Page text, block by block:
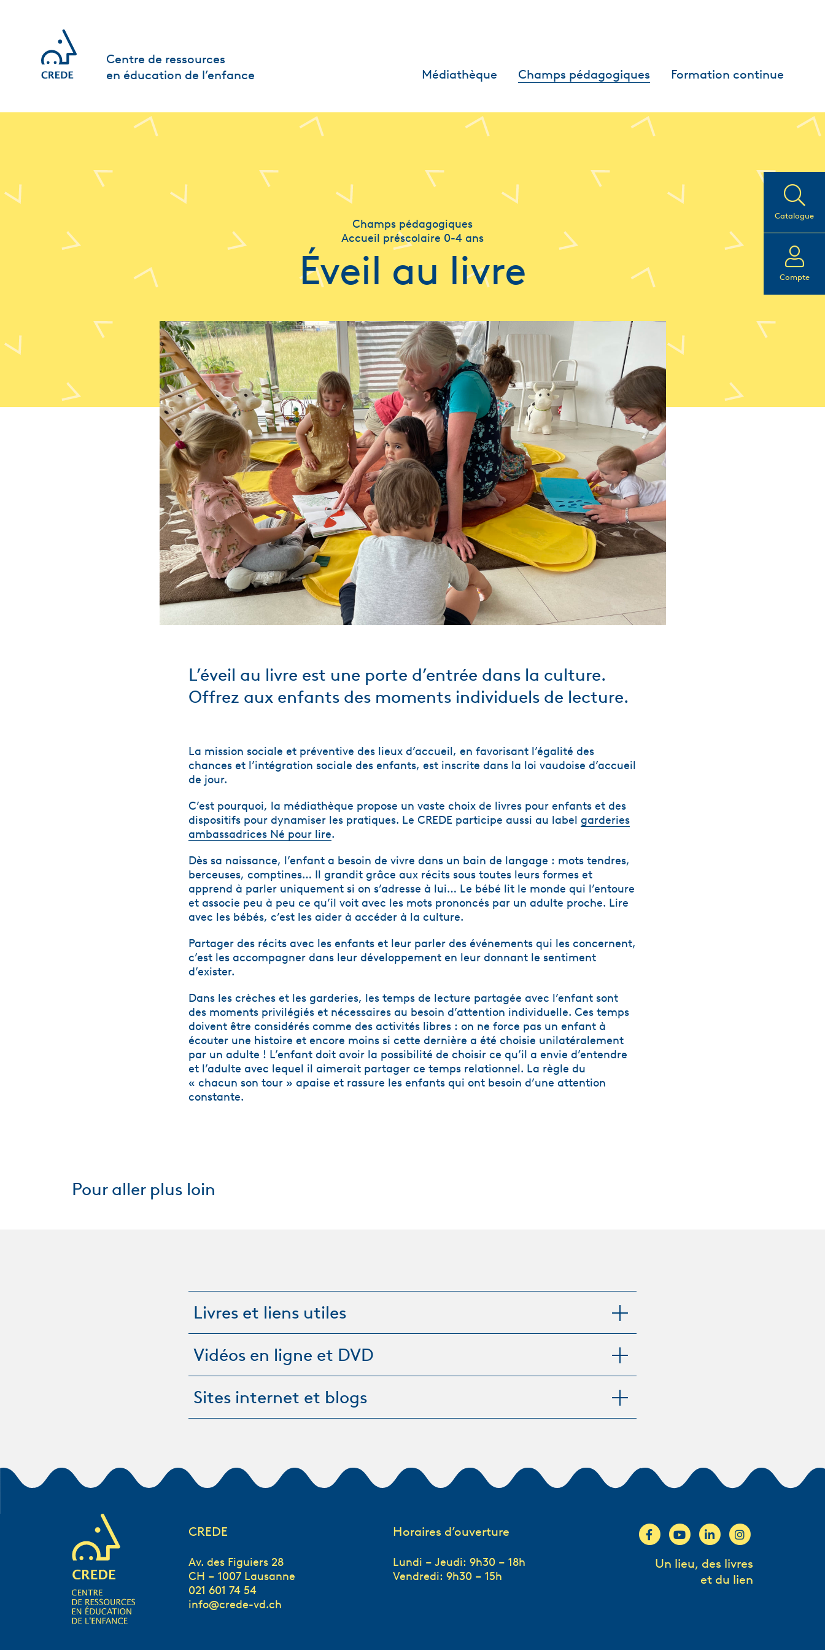
Catalogue
Compte
Centre de ressources
en éducation de l’enfance
Médiathèque Champs pédagogiques Formation continue
Champs pédagogiques
Accueil préscolaire 0-4 ans
Éveil au livre
L’éveil au livre est une porte d’entrée dans la culture.
Offrez aux enfants des moments individuels de lecture.
La mission sociale et préventive des lieux d’accueil, en favorisant l’égalité des
chances et l’intégration sociale des enfants, est inscrite dans la loi vaudoise d’accueil
de jour.
C’est pourquoi, la médiathèque propose un vaste choix de livres pour enfants et des
dispositifs pour dynamiser les pratiques. Le CREDE participe aussi au label garderies
ambassadrices Né pour lire.
Dès sa naissance, l’enfant a besoin de vivre dans un bain de langage : mots tendres,
berceuses, comptines… Il grandit grâce aux récits sous toutes leurs formes et
apprend à parler uniquement si on s’adresse à lui… Le bébé lit le monde qui l’entoure
et associe peu à peu ce qu’il voit avec les mots prononcés par un adulte proche. Lire
avec les bébés, c’est les aider à accéder à la culture.
Partager des récits avec les enfants et leur parler des événements qui les concernent,
c’est les accompagner dans leur développement en leur donnant le sentiment
d’exister.
Dans les crèches et les garderies, les temps de lecture partagée avec l’enfant sont
des moments privilégiés et nécessaires au besoin d’attention individuelle. Ces temps
doivent être considérés comme des activités libres : on ne force pas un enfant à
écouter une histoire et encore moins si cette dernière a été choisie unilatéralement
par un adulte ! L’enfant doit avoir la possibilité de choisir ce qu’il a envie d’entendre
et l’adulte avec lequel il aimerait partager ce temps relationnel. La règle du
« chacun son tour » apaise et rassure les enfants qui ont besoin d’une attention
constante.
Pour aller plus loin
Livres et liens utiles
Vidéos en ligne et DVD
Sites internet et blogs
CREDE
Av. des Figuiers 28
CH – 1007 Lausanne
021 601 74 54
info@crede-vd.ch
Horaires d’ouverture
Lundi – Jeudi: 9h30 – 18h
Vendredi: 9h30 – 15h
Un lieu, des livres
et du lien